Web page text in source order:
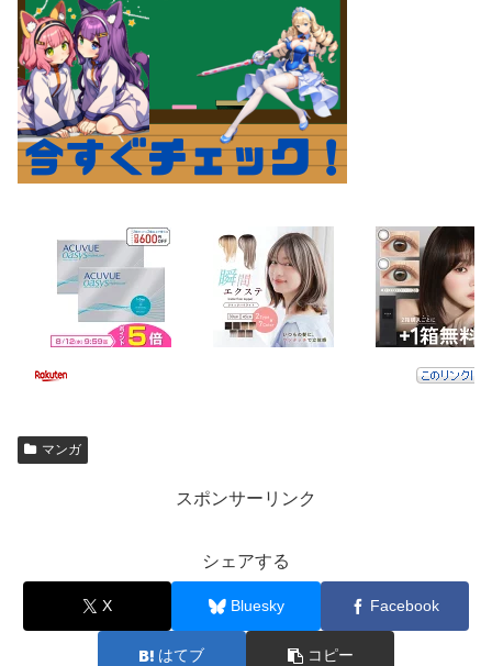
マンガ
スポンサーリンク
シェアする
X Bluesky Facebook
はてブ コピー